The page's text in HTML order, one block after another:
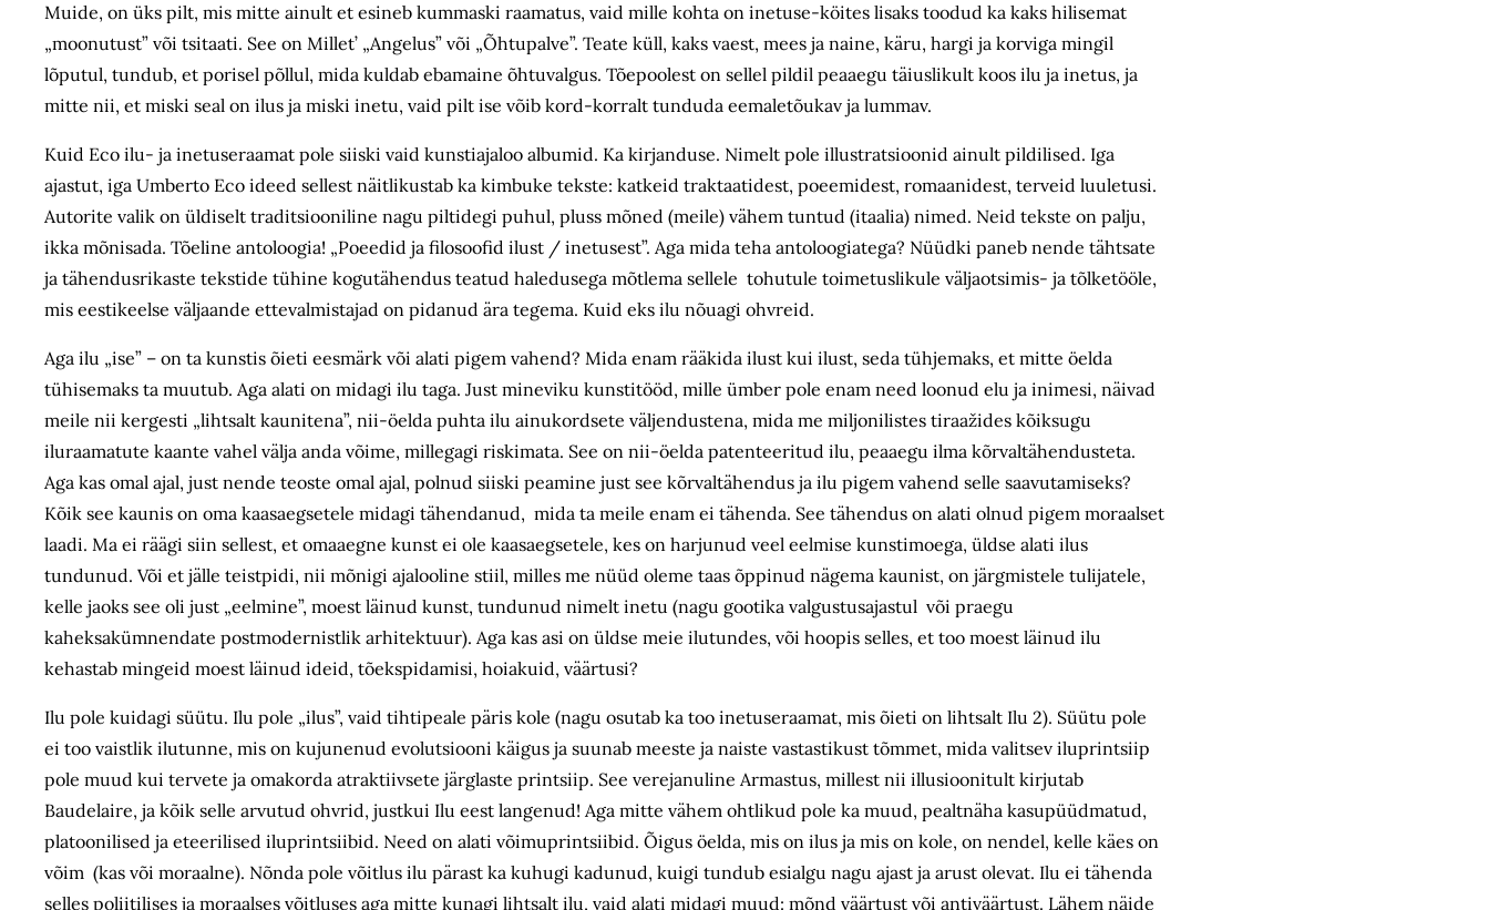
Muide, on üks pilt, mis mitte ainult et esineb kummaski raamatus, vaid mille kohta on inetuse-köites lisaks toodud ka kaks hilisemat
„moonutust” või tsitaati. See on Millet’ „Angelus” või „Õhtupalve”. Teate küll, kaks vaest, mees ja naine, käru, hargi ja korviga mingil
lõputul, tundub, et porisel põllul, mida kuldab ebamaine õhtuvalgus. Tõepoolest on sellel pildil peaaegu täiuslikult koos ilu ja inetus, ja
mitte nii, et miski seal on ilus ja miski inetu, vaid pilt ise võib kord-korralt tunduda eemaletõukav ja lummav.
Kuid Eco ilu- ja inetuseraamat pole siiski vaid kunstiajaloo albumid. Ka kirjanduse. Nimelt pole illustratsioonid ainult pildilised. Iga
ajastut, iga Umberto Eco ideed sellest näitlikustab ka kimbuke tekste: katkeid traktaatidest, poeemidest, romaanidest, terveid luuletusi.
Autorite valik on üldiselt traditsiooniline nagu piltidegi puhul, pluss mõned (meile) vähem tuntud (itaalia) nimed. Neid tekste on palju,
ikka mõnisada. Tõeline antoloogia! „Poeedid ja filosoofid ilust / inetusest”. Aga mida teha antoloogiatega? Nüüdki paneb nende tähtsate
ja tähendusrikaste tekstide tühine kogutähendus teatud haledusega mõtlema sellele tohutule toimetuslikule väljaotsimis- ja tõlketööle,
mis eestikeelse väljaande ettevalmistajad on pidanud ära tegema. Kuid eks ilu nõuagi ohvreid.
Aga ilu „ise” – on ta kunstis õieti eesmärk või alati pigem vahend? Mida enam rääkida ilust kui ilust, seda tühjemaks, et mitte öelda
tühisemaks ta muutub. Aga alati on midagi ilu taga. Just mineviku kunstitööd, mille ümber pole enam need loonud elu ja inimesi, näivad
meile nii kergesti „lihtsalt kaunitena”, nii-öelda puhta ilu ainukordsete väljendustena, mida me miljonilistes tiraažides kõiksugu
iluraamatute kaante vahel välja anda võime, millegagi riskimata. See on nii-öelda patenteeritud ilu, peaaegu ilma kõrvaltähendusteta.
Aga kas omal ajal, just nende teoste omal ajal, polnud siiski peamine just see kõrvaltähendus ja ilu pigem vahend selle saavutamiseks?
Kõik see kaunis on oma kaasaegsetele midagi tähendanud, mida ta meile enam ei tähenda. See tähendus on alati olnud pigem moraalset
laadi. Ma ei räägi siin sellest, et omaaegne kunst ei ole kaasaegsetele, kes on harjunud veel eelmise kunstimoega, üldse alati ilus
tundunud. Või et jälle teistpidi, nii mõnigi ajalooline stiil, milles me nüüd oleme taas õppinud nägema kaunist, on järgmistele tulijatele,
kelle jaoks see oli just „eelmine”, moest läinud kunst, tundunud nimelt inetu (nagu gootika valgustusajastul või praegu
kaheksakümnendate postmodernistlik arhitektuur). Aga kas asi on üldse meie ilutundes, või hoopis selles, et too moest läinud ilu
kehastab mingeid moest läinud ideid, tõekspidamisi, hoiakuid, väärtusi?
Ilu pole kuidagi süütu. Ilu pole „ilus”, vaid tihtipeale päris kole (nagu osutab ka too inetuseraamat, mis õieti on lihtsalt Ilu 2). Süütu pole
ei too vaistlik ilutunne, mis on kujunenud evolutsiooni käigus ja suunab meeste ja naiste vastastikust tõmmet, mida valitsev iluprintsiip
pole muud kui tervete ja omakorda atraktiivsete järglaste printsiip. See verejanuline Armastus, millest nii illusioonitult kirjutab
Baudelaire, ja kõik selle arvutud ohvrid, justkui Ilu eest langenud! Aga mitte vähem ohtlikud pole ka muud, pealtnäha kasupüüdmatud,
platoonilised ja eteerilised iluprintsiibid. Need on alati võimuprintsiibid. Õigus öelda, mis on ilus ja mis on kole, on nendel, kelle käes on
võim (kas või moraalne). Nõnda pole võitlus ilu pärast ka kuhugi kadunud, kuigi tundub esialgu nagu ajast ja arust olevat. Ilu ei tähenda
selles poliitilises ja moraalses võitluses aga mitte kunagi lihtsalt ilu, vaid alati midagi muud: mõnd väärtust või antiväärtust. Lähem näide